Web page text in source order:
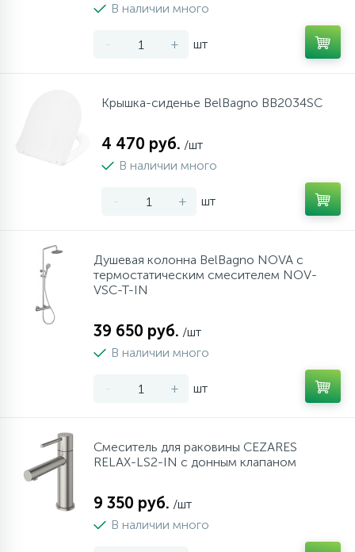
В наличии много
- + шт
Крышка-сиденье BelBagno BB2034SC
4 470 руб. /шт
В наличии много
- + шт
Душевая колонна BelBagno NOVA с
термостатическим смесителем NOV-
VSC-T-IN
39 650 руб. /шт
В наличии много
- + шт
Cмеситель для раковины CEZARES
RELAX-LS2-IN с донным клапаном
9 350 руб. /шт
В наличии много